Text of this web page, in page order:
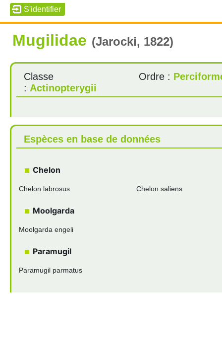
Mugilidae (Jarocki, 1822)
Classe
: Actinopterygii
Ordre :
Espèces en base de données
Chelon
Chelon labrosus Chelon saliens
Moolgarda
Moolgarda engeli
Paramugil
Paramugil parmatus